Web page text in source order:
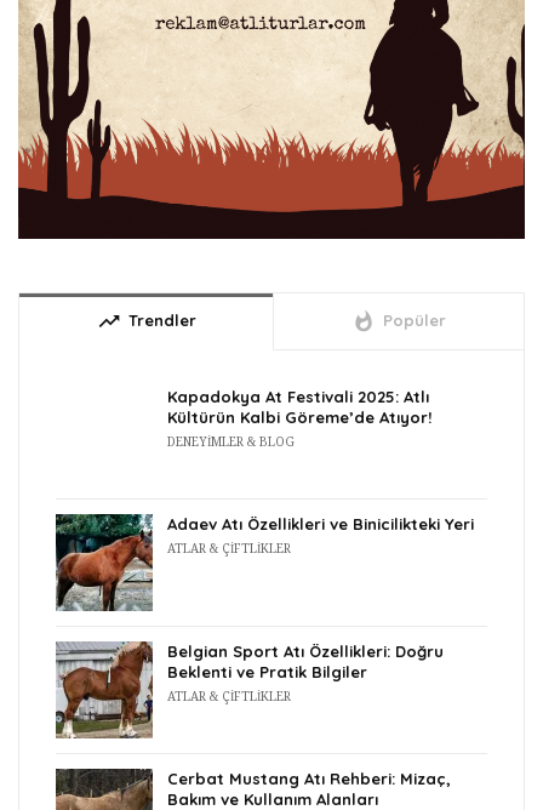
trending_up Trendler whatshot Popüler
Kapadokya At Festivali 2025: Atlı
Kültürün Kalbi Göreme’de Atıyor!
DENEYIMLER & BLOG
Adaev Atı Özellikleri ve Binicilikteki Yeri
ATLAR & ÇIFTLIKLER
Belgian Sport Atı Özellikleri: Doğru
Beklenti ve Pratik Bilgiler
ATLAR & ÇIFTLIKLER
Cerbat Mustang Atı Rehberi: Mizaç,
Bakım ve Kullanım Alanları